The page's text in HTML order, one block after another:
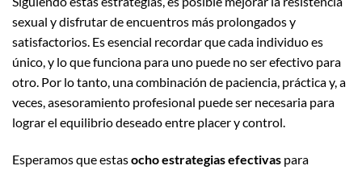
sexual y disfrutar de encuentros más prolongados y
satisfactorios. Es esencial recordar que cada individuo es
único, y lo que funciona para uno puede no ser efectivo para
otro. Por lo tanto, una combinación de paciencia, práctica y, a
veces, asesoramiento profesional puede ser necesaria para
lograr el equilibrio deseado entre placer y control.
Esperamos que estasocho estrategias efectivas para